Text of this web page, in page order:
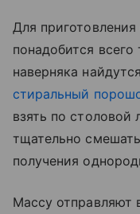
Для
понадобится
наверняка
стиральный
взять по
тщательно
получения
Массу отправляют